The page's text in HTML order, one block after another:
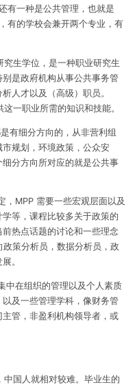
有一种是公共管理，也就是
的学校会兼开两个专业，有
究生学位，是一种职业研究生
是政府机构从事公共事务管
人才以及（高级）职员。
一职业所需的知识和技能。
有细分方向的，从非营利组
规划，环境政策，公众安
分方向所对应的就是公共事
，MPP 需要一些宏观层面以及
等，课程比较多关于政策的
热点话题的讨论和一些理念
策分析员，数据分析员，政
。
中在组织的管理以及个人素质
及一些管理学科，像财务管
管，非盈利机构领导者，或
中国人就相对较难。毕业生的